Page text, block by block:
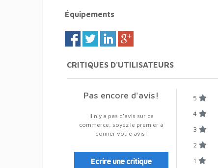
Équipements
CRITIQUES D'UTILISATEURS
Pas encore d'avis!
Il n'y a pas d'avis sur ce
commerce, soyez le premier à
donner votre avis!
Ecrire une critique
5
4
3
2
1